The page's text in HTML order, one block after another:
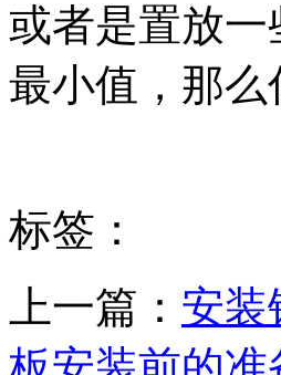
或者是置放
最小值，那
标签：
上一篇： 安装